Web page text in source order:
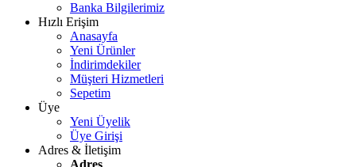
Banka Bilgilerimiz
Hızlı Erişim
Anasayfa
Yeni Ürünler
İndirimdekiler
Müşteri Hizmetleri
Sepetim
Üye
Yeni Üyelik
Üye Girişi
Adres & İletişim
Adres